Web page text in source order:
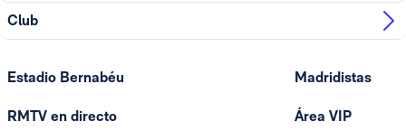
Club
Estadio Bernabéu
RMTV en directo
Madridistas
Área VIP